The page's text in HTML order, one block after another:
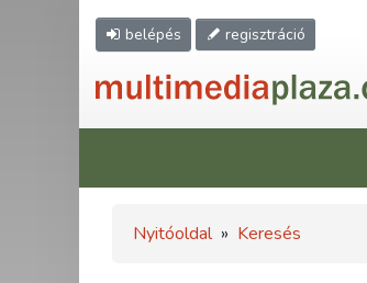
belépés regisztráció
Nyitóoldal » Keresés